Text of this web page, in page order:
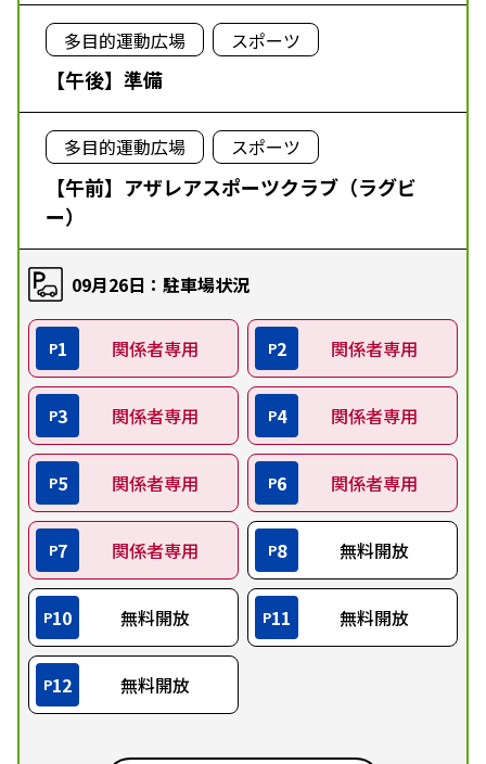
多目的運動広場 スポーツ
【午後】準備
多目的運動広場 スポーツ
【午前】アザレアスポーツクラブ（ラグビ
ー）
09月26日：駐車場状況
P1 関係者専用 P2 関係者専用
P3 関係者専用 P4 関係者専用
P5 関係者専用 P6 関係者専用
P7 関係者専用 P8 無料開放
P10 無料開放 P11 無料開放
P12 無料開放